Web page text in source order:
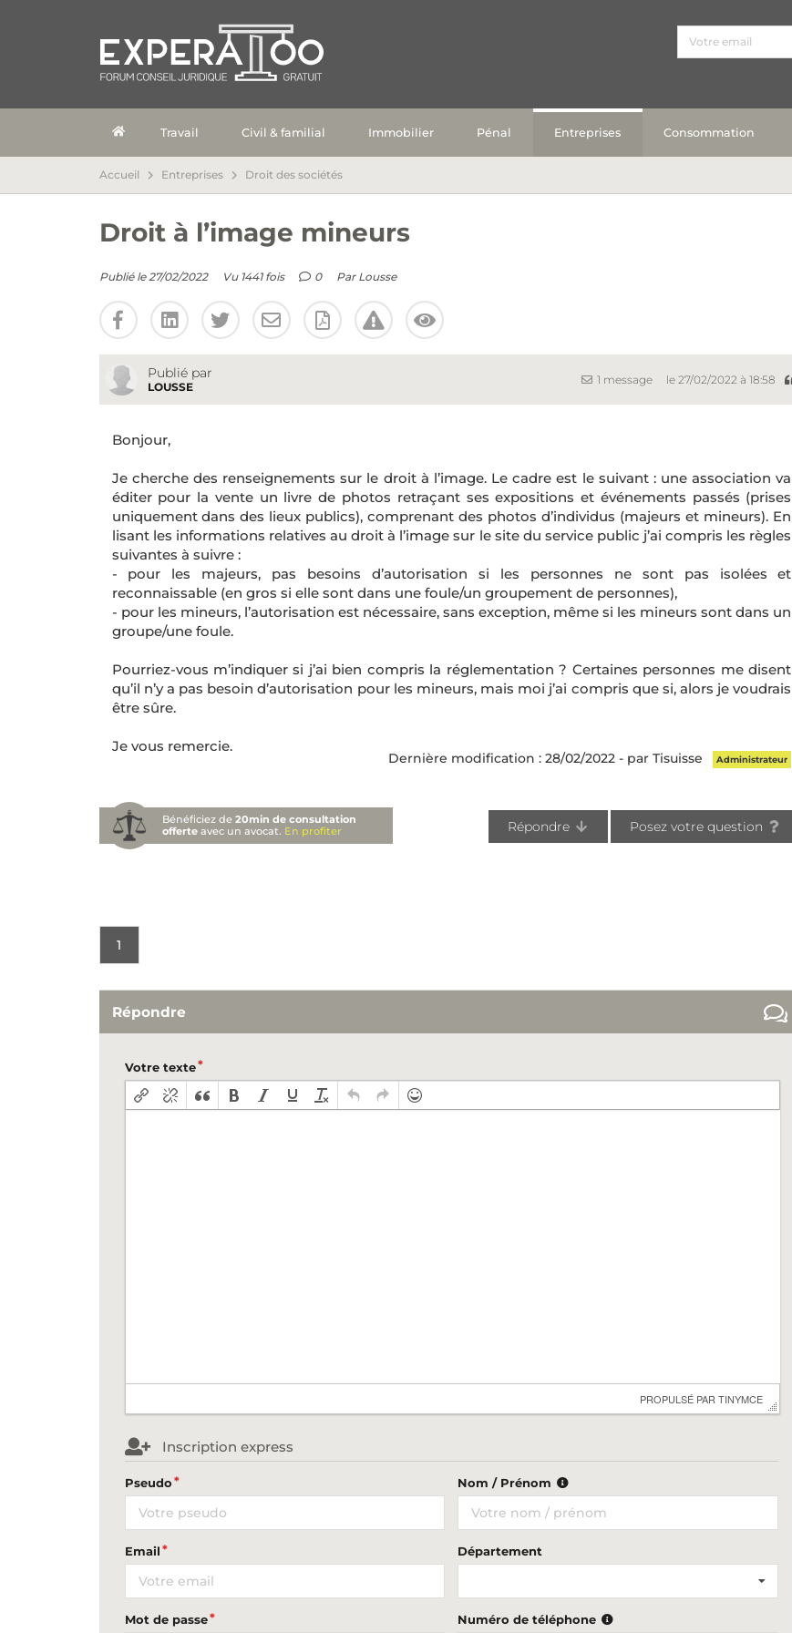
Travail Civil & familial Immobilier Pénal Entreprises Consommation
Accueil Entreprises Droit des sociétés
Droit à l’image mineurs
Publié le 27/02/2022 Vu 1441 fois 0 Par Lousse
Publié par
LOUSSE
1 message le 27/02/2022 à 18:58
Bonjour,
Je cherche des renseignements sur le droit à l’image. Le cadre est le suivant : une association va
éditer pour la vente un livre de photos retraçant ses expositions et événements passés (prises
uniquement dans des lieux publics), comprenant des photos d’individus (majeurs et mineurs). En
lisant les informations relatives au droit à l’image sur le site du service public j’ai compris les règles
suivantes à suivre :
- pour les majeurs, pas besoins d’autorisation si les personnes ne sont pas isolées et
reconnaissable (en gros si elle sont dans une foule/un groupement de personnes),
- pour les mineurs, l’autorisation est nécessaire, sans exception, même si les mineurs sont dans un
groupe/une foule.
Pourriez-vous m’indiquer si j’ai bien compris la réglementation ? Certaines personnes me disent
qu’il n’y a pas besoin d’autorisation pour les mineurs, mais moi j’ai compris que si, alors je voudrais
être sûre.
Je vous remercie.
Dernière modification : 28/02/2022 - par Tisuisse Administrateur
Bénéficiez de20min de consultation
offerte avec un avocat. En profiter Répondre Posez votre question
1
Répondre
Votre texte
PROPULSÉ PAR TINYMCE
Inscription express
Pseudo Nom / Prénom
Email Département
Mot de passe Numéro de téléphone